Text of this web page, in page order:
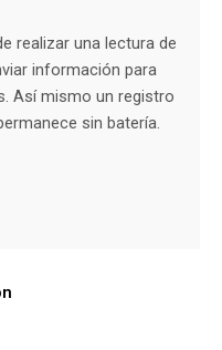
realizar una lectura de
información para
Así mismo un registro
sin batería.